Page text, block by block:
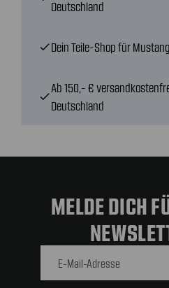
Deutschland
checkDein Teile-Shop für
check
Ab 150,- €
Deutschland
MELDE DICH